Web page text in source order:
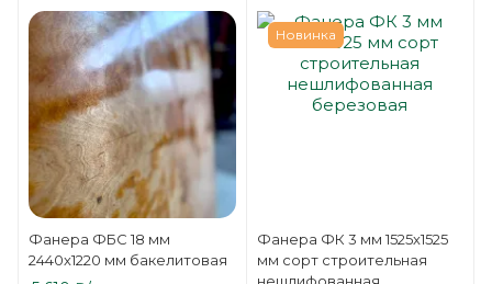
Фанера ФБС 18 мм
2440х1220 мм бакелитовая
Новинка
Фанера ФК 3 мм 1525х1525
мм сорт строительная
нешлифованная